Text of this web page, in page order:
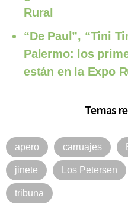
Rural
“De Paul”, “Tini
Palermo: los
están en la Expo
Temas
apero carruajes
jinete Los Petersen
tribuna